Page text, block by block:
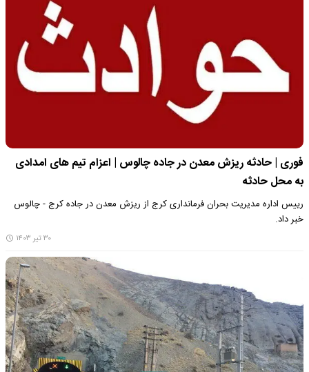
فوری | حادثه ریزش معدن در جاده چالوس | اعزام تیم های امدادی
به محل حادثه
رییس اداره مدیریت بحران فرمانداری کرج از ریزش معدن در جاده کرج - چالوس
خبر داد.
۳۰ تیر ۱۴۰۳